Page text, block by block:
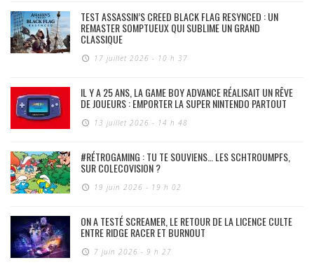
TEST ASSASSIN’S CREED BLACK FLAG RESYNCED : UN
REMASTER SOMPTUEUX QUI SUBLIME UN GRAND
CLASSIQUE
17 juillet 2026 - 10 h 37
IL Y A 25 ANS, LA GAME BOY ADVANCE RÉALISAIT UN RÊVE
DE JOUEURS : EMPORTER LA SUPER NINTENDO PARTOUT
13 juillet 2026 - 14 h 48
#RÉTROGAMING : TU TE SOUVIENS… LES SCHTROUMPFS,
SUR COLECOVISION ?
19 juin 2026 - 19 h 02
ON A TESTÉ SCREAMER, LE RETOUR DE LA LICENCE CULTE
ENTRE RIDGE RACER ET BURNOUT
7 juin 2026 - 9 h 27